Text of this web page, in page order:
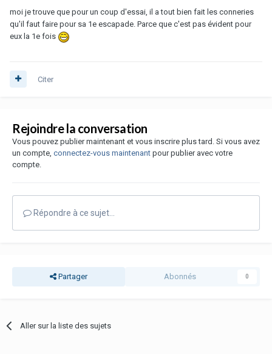
moi je trouve que pour un coup d'essai, il a tout bien fait les conneries
qu'il faut faire pour sa 1e escapade. Parce que c'est pas évident pour
eux la 1e fois
Citer
Rejoindre la conversation
Vous pouvez publier maintenant et vous inscrire plus tard. Si vous avez
un compte, connectez-vous maintenant pour publier avec votre
compte.
Répondre à ce sujet…
Partager Abonnés 0
Aller sur la liste des sujets